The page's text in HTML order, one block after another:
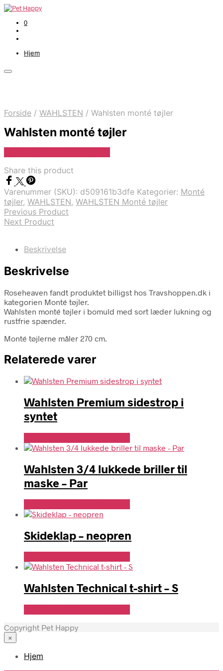
0
Hjem
Forside / WAHLSTEN / Wahlsten monté tøjler
Wahlsten monté tøjler
Share this product
Varenummer (SKU): d509161b3dfe Kategorier: Monté
tøjler, WAHLSTEN, WAHLSTEN Monté tøjler
Previous Product
Next Product
Beskrivelse
Beskrivelse
Roseheaven fandt produktet billigst hos Travshoppen.dk i
kategorien Monté tøjler.
Wahlsten monté tøjler i bomuld med sort læder lukning og
rustfrie spænder.
Monté tøjlerne måler 270 cm.
Relaterede varer
Wahlsten Premium sidestrop i
syntet
Wahlsten 3/4 lukkede briller til
maske – Par
Skideklap – neopren
Wahlsten Technical t-shirt – S
Copyright Pet Happy
×
Hjem